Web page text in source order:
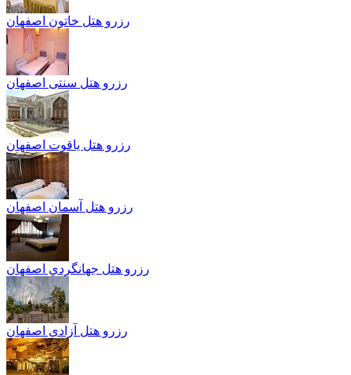
رزرو هتل خاتون اصفهان
رزرو هتل سنتی اصفهان
رزرو هتل یاقوت اصفهان
رزرو هتل آسمان اصفهان
رزرو هتل جهانگردي اصفهان
رزرو هتل آزادی اصفهان